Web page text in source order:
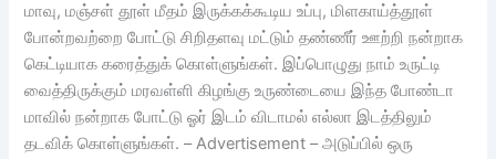
மாவு, மஞ்சள் தூள் மீதம் இருக்கக்கூடிய உப்பு, மிளகாய்த்தூள்
போன்றவற்றை போட்டு சிறிதளவு மட்டும் தண்ணீர் ஊற்றி நன்றாக
கெட்டியாக கரைத்துக் கொள்ளுங்கள். இப்பொழுது நாம் உருட்டி
வைத்திருக்கும் மரவள்ளி கிழங்கு உருண்டையை இந்த போண்டா
மாவில் நன்றாக போட்டு ஓர் இடம் விடாமல் எல்லா இடத்திலும்
தடவிக் கொள்ளுங்கள். – Advertisement – அடுப்பில் ஒரு